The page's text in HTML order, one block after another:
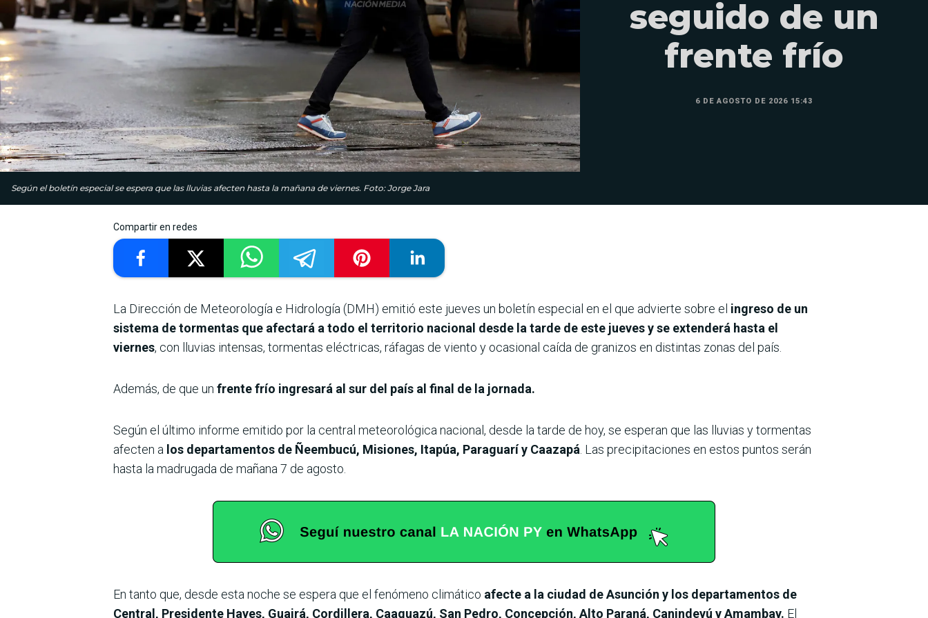
Según el boletín especial se espera que las lluvias afecten hasta la mañana de viernes. Foto: Jorge Jara
seguido de un
frente frío
6 DE AGOSTO DE 2026 15:43
Compartir en redes
La Dirección de Meteorología e Hidrología (DMH) emitió este jueves un boletín especial en el que advierte sobre el ingreso de un
sistema de tormentas que afectará a todo el territorio nacional desde la tarde de este jueves y se extenderá hasta el
viernes, con lluvias intensas, tormentas eléctricas, ráfagas de viento y ocasional caída de granizos en distintas zonas del país.
Además, de que un frente frío ingresará al sur del país al final de la jornada.
Según el último informe emitido por la central meteorológica nacional, desde la tarde de hoy, se esperan que las lluvias y tormentas
afecten a los departamentos de Ñeembucú, Misiones, Itapúa, Paraguarí y Caazapá . Las precipitaciones en estos puntos serán
hasta la madrugada de mañana 7 de agosto.
En tanto que, desde esta noche se espera que el fenómeno climático afecte a la ciudad de Asunción y los departamentos de
Central, Presidente Hayes, Guairá, Cordillera, Caaguazú, San Pedro, Concepción, Alto Paraná, Canindeyú y Amambay. El